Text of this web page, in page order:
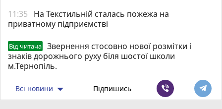
11:35
На Текстильній сталась пожежа на
приватному підприємстві
Від читача
Звернення стосовно нової розмітки і
знаків дорожнього руху біля шостої школи
м.Тернопіль.
Всі новини Підпишись